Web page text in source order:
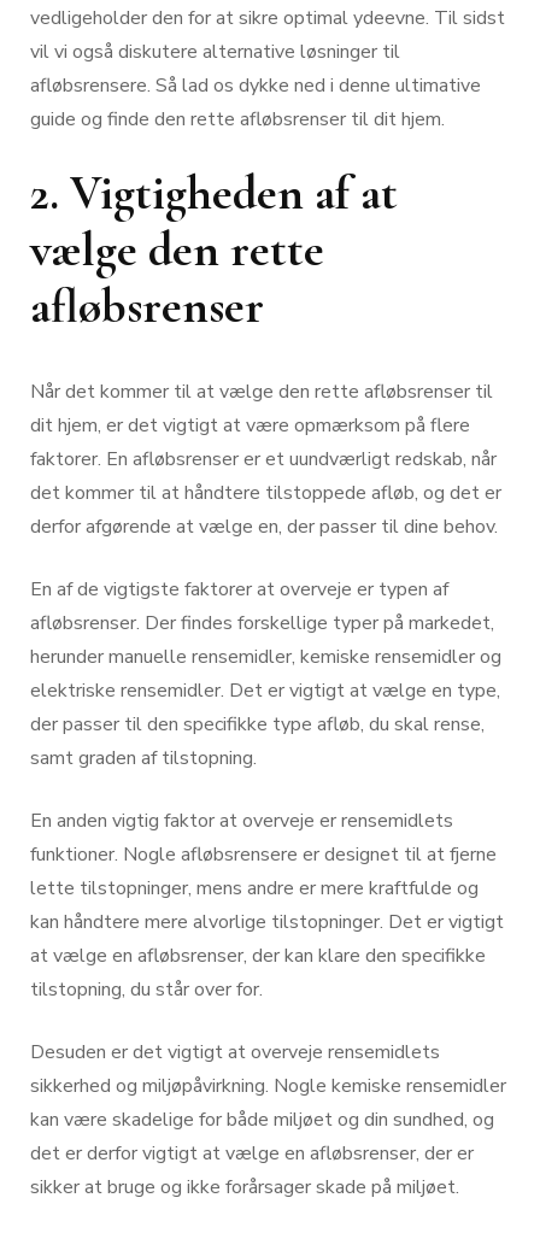
vedligeholder den for at sikre optimal ydeevne. Til sidst
vil vi også diskutere alternative løsninger til
afløbsrensere. Så lad os dykke ned i denne ultimative
guide og finde den rette afløbsrenser til dit hjem.
2. Vigtigheden af at
vælge den rette
afløbsrenser
Når det kommer til at vælge den rette afløbsrenser til
dit hjem, er det vigtigt at være opmærksom på flere
faktorer. En afløbsrenser er et uundværligt redskab, når
det kommer til at håndtere tilstoppede afløb, og det er
derfor afgørende at vælge en, der passer til dine behov.
En af de vigtigste faktorer at overveje er typen af
afløbsrenser. Der findes forskellige typer på markedet,
herunder manuelle rensemidler, kemiske rensemidler og
elektriske rensemidler. Det er vigtigt at vælge en type,
der passer til den specifikke type afløb, du skal rense,
samt graden af tilstopning.
En anden vigtig faktor at overveje er rensemidlets
funktioner. Nogle afløbsrensere er designet til at fjerne
lette tilstopninger, mens andre er mere kraftfulde og
kan håndtere mere alvorlige tilstopninger. Det er vigtigt
at vælge en afløbsrenser, der kan klare den specifikke
tilstopning, du står over for.
Desuden er det vigtigt at overveje rensemidlets
sikkerhed og miljøpåvirkning. Nogle kemiske rensemidler
kan være skadelige for både miljøet og din sundhed, og
det er derfor vigtigt at vælge en afløbsrenser, der er
sikker at bruge og ikke forårsager skade på miljøet.